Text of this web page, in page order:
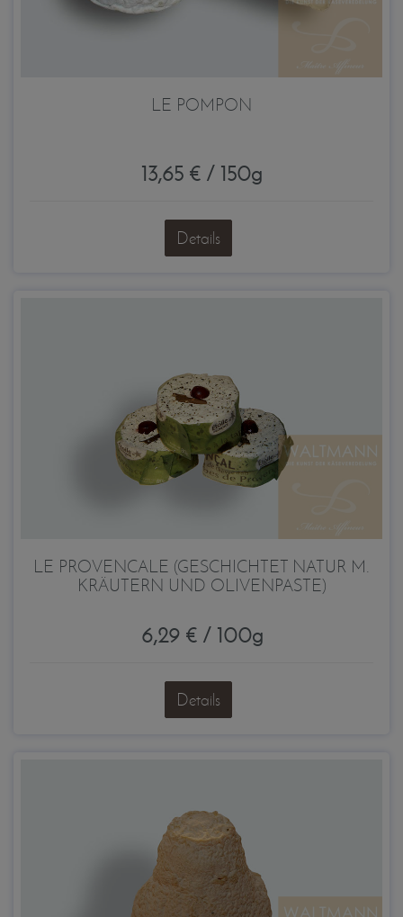
LE POMPON
13,65 € / 150g
Details
LE PROVENCALE (GESCHICHTET NATUR M.
KRÄUTERN UND OLIVENPASTE)
6,29 € / 100g
Details